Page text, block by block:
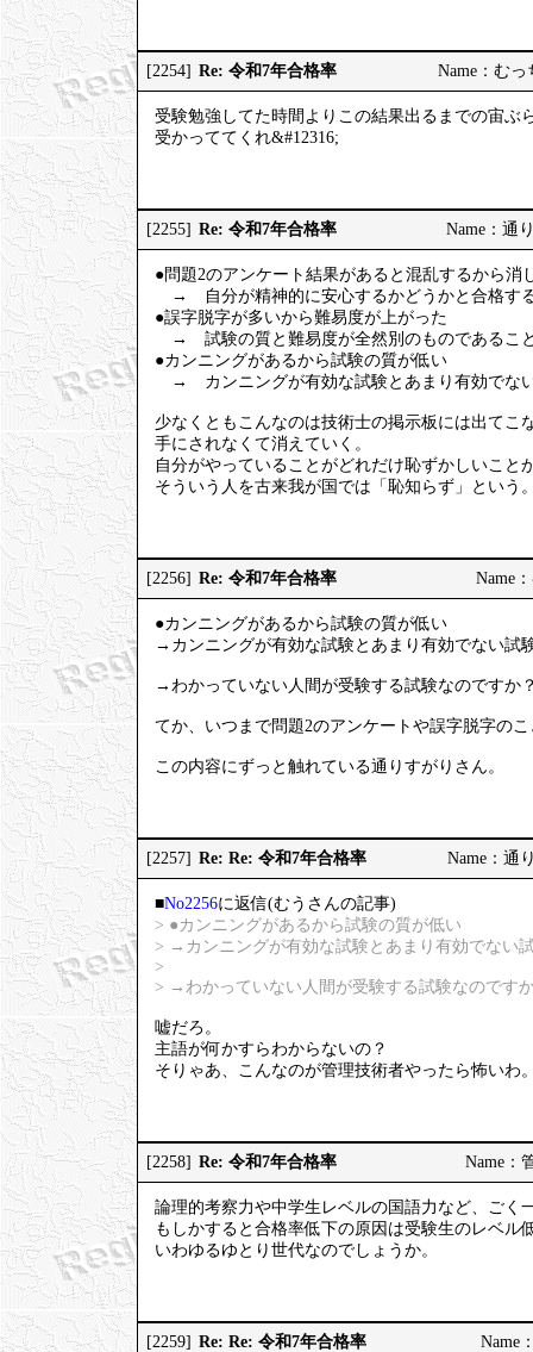
[2254] Re: 令和7年合格率 Name：む
受験勉強してた時間よりこの結果出るまでの宙ぶ
受かっててくれ&#12316;
[2255] Re: 令和7年合格率 Name：通
●問題2のアンケート結果があると混乱するから消
→ 自分が精神的に安心するかどうかと合格す
●誤字脱字が多いから難易度が上がった
→ 試験の質と難易度が全然別のものであるこ
●カンニングがあるから試験の質が低い
→ カンニングが有効な試験とあまり有効でな
少なくともこんなのは技術士の掲示板には出て
手にされなくて消えていく。
自分がやっていることがどれだけ恥ずかしいこと
そういう人を古来我が国では「恥知らず」という
[2256] Re: 令和7年合格率 Name
●カンニングがあるから試験の質が低い
→カンニングが有効な試験とあまり有効でない試
→わかっていない人間が受験する試験なのですか
てか、いつまで問題2のアンケートや誤字脱字の
この内容にずっと触れている通りすがりさん。
[2257] Re: Re: 令和7年合格率 Name：通
■No2256に返信(むうさんの記事)
> ●カンニングがあるから試験の質が低い
> →カンニングが有効な試験とあまり有効でない
>
> →わかっていない人間が受験する試験なのです
嘘だろ。
主語が何かすらわからないの？
そりゃあ、こんなのが管理技術者やったら怖いわ
[2258] Re: 令和7年合格率 Name：
論理的考察力や中学生レベルの国語力など、ごく
もしかすると合格率低下の原因は受験生のレベル
いわゆるゆとり世代なのでしょうか。
[2259] Re: Re: 令和7年合格率 Name